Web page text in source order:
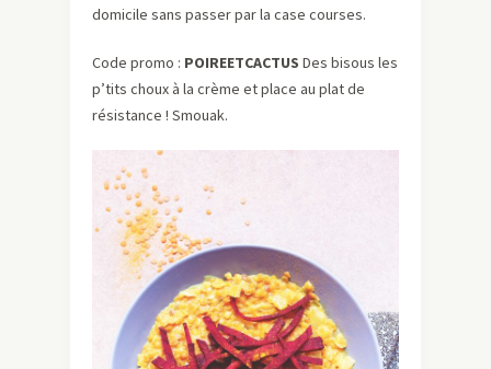
domicile sans passer par la case courses.
Code promo : POIREETCACTUS Des bisous les
p’tits choux à la crème et place au plat de
résistance ! Smouak.